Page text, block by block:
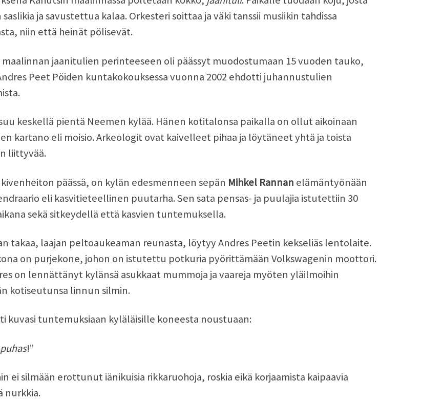
saslikia ja savustettua kalaa. Orkesteri soittaa ja väki tanssii musiikin tahdissa
niin että heinät pölisevät.
maalinnan jaanitulien perinteeseen oli päässyt muodostumaan 15 vuoden tauko,
Peet Pöiden kuntakokouksessa vuonna 2002 ehdotti juhannustulien
keskellä pientä Neemen kylää. Hänen kotitalonsa paikalla on ollut aikoinaan
kartano eli moisio. Arkeologit ovat kaivelleet pihaa ja löytäneet yhtä ja toista
liittyvää.
kivenheiton päässä, on kylän edesmenneen sepän Mihkel Rannan elämäntyönään
eli kasvitieteellinen puutarha. Sen sata pensas- ja puulajia istutettiin 30
sekä sitkeydellä että kasvien tuntemuksella.
takaa, laajan peltoaukeaman reunasta, löytyy Andres Peetin kekseliäs lentolaite.
on purjekone, johon on istutettu potkuria pyörittämään Volkswagenin moottori.
on lennättänyt kylänsä asukkaat mummoja ja vaareja myöten yläilmoihin
kotiseutunsa linnun silmin.
kuvasi tuntemuksiaan kyläläisille koneesta noustuaan:
!”
ei silmään erottunut iänikuisia rikkaruohoja, roskia eikä korjaamista kaipaavia
nurkkia.